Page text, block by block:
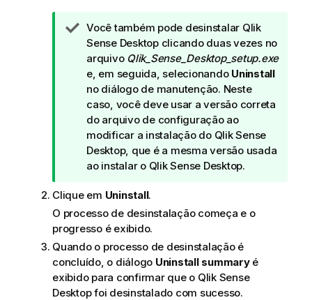
N
o
t
a
d
e
d
i
c
a
Você também pode desinstalar Qlik
Sense Desktopclicando duas vezes no
arquivo Qlik_Sense_Desktop_setup.exe
e, em seguida, selecionando Uninstall
no diálogo de manutenção. Neste
caso, você deve usar a versão correta
do arquivo de configuração ao
modificar a instalação do Qlik Sense
Desktop, que é a mesma versão usada
ao instalar o Qlik Sense Desktop.
Clique em Uninstall.
O processo de desinstalação começa e o
progresso é exibido.
Quando o processo de desinstalação é
concluído, o diálogo Uninstall summaryé
exibido para confirmar que o Qlik Sense
Desktopfoi desinstalado com sucesso.